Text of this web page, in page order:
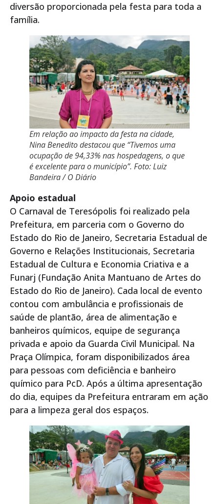
diversão proporcionada pela festa para toda a
família.
Em relação ao impacto da festa na cidade,
Nina Benedito destacou que “Tivemos uma
ocupação de 94,33% nas hospedagens, o que
é excelente para o município”. Foto: Luiz
Bandeira / O Diário
Apoio estadual
O Carnaval de Teresópolis foi realizado pela
Prefeitura, em parceria com o Governo do
Estado do Rio de Janeiro, Secretaria Estadual de
Governo e Relações Institucionais, Secretaria
Estadual de Cultura e Economia Criativa e a
Funarj (Fundação Anita Mantuano de Artes do
Estado do Rio de Janeiro). Cada local de evento
contou com ambulância e profissionais de
saúde de plantão, área de alimentação e
banheiros químicos, equipe de segurança
privada e apoio da Guarda Civil Municipal. Na
Praça Olímpica, foram disponibilizados área
para pessoas com deficiência e banheiro
químico para PcD. Após a última apresentação
do dia, equipes da Prefeitura entraram em ação
para a limpeza geral dos espaços.